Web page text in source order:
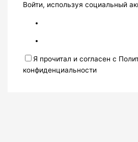
Войти, используя социальный
Я прочитал и согласен с
конфиденциальности